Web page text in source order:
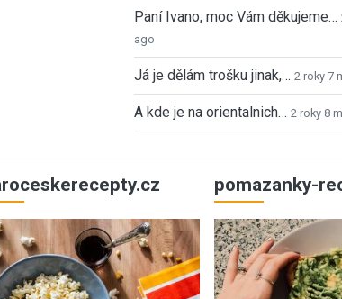
Paní Ivano, moc Vám děkujeme…
ago
Já je dělám trošku jinak,… 2 roky 7
A kde je na orientalnich… 2 roky 8
pomazanky-